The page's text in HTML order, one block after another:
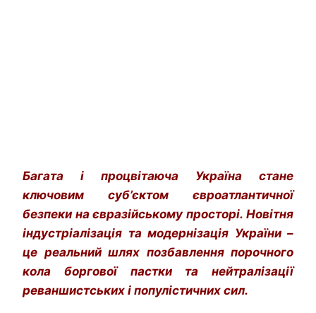
Багата і процвітаюча Україна стане
ключовим суб’єктом євроатлантичної
безпеки на євразійському просторі. Новітня
індустріалізація та модернізація України –
це реальний шлях позбавлення порочного
кола боргової пастки та нейтралізації
реваншистських і популістичних сил.